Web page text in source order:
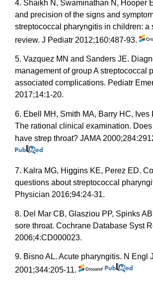
4. Shaikh N, Swaminathan N, Hooper
and precision of the signs and
streptococcal pharyngitis in children: a
review. J Pediatr 2012;160:487-93.
5. Vazquez MN and Sanders JE.
management of group A streptococcal
associated complications. Pediatr
2017;14:1-20.
6. Ebell MH, Smith MA, Barry HC, Ives
The rational clinical examination.
have strep throat? JAMA
7. Kalra MG, Higgins KE, Perez ED.
questions about streptococcal
Physician 2016;94:24-31.
8. Del Mar CB, Glasziou PP, Spinks
sore throat. Cochrane Database Syst
2006;4:CD000023.
9. Bisno AL. Acute pharyngitis. N Engl
2001;344:205-11.